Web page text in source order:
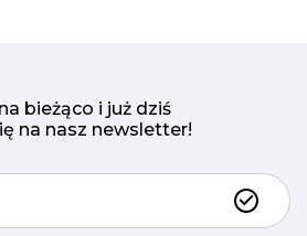
bieżąco i już dziś
na nasz newsletter!